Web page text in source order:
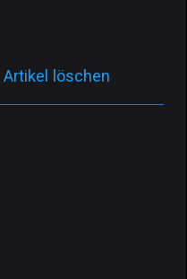
Artikel löschen